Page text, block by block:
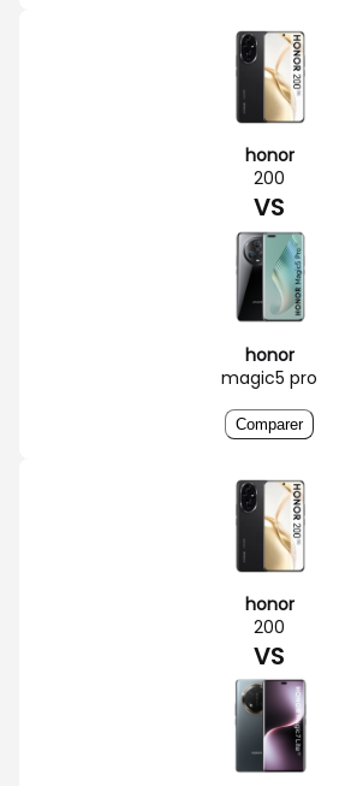
honor
200
VS
honor
magic5 pro
Comparer
honor
200
VS